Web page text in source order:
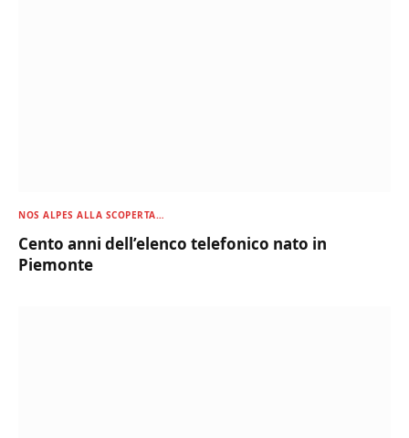
NOS ALPES ALLA SCOPERTA…
Cento anni dell’elenco telefonico nato in
Piemonte